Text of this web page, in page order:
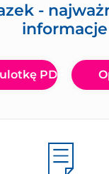
-
informacje
PDF